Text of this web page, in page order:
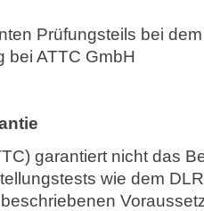
Prüfungsteils bei
bei ATTC GmbH
garantiert nicht das
wie dem